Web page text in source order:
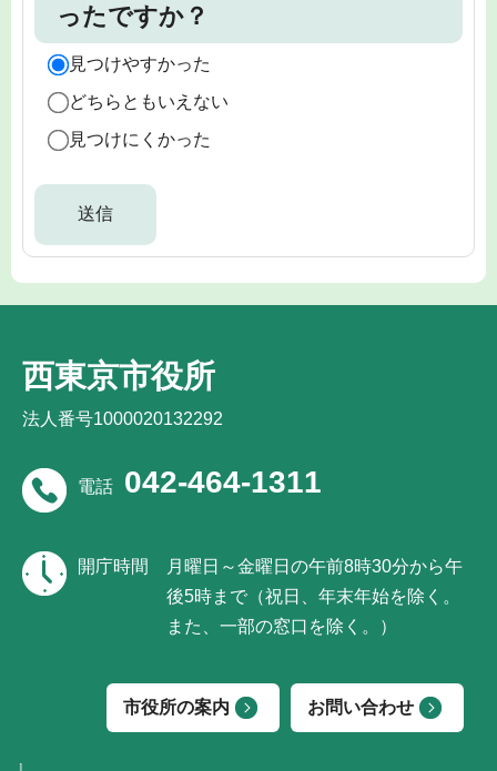
ったですか？
見つけやすかった
どちらともいえない
見つけにくかった
西東京市役所
法人番号1000020132292
電話 042-464-1311
開庁時間
月曜日～金曜日の午前8時30分から午
後5時まで（祝日、年末年始を除く。
また、一部の窓口を除く。）
市役所の案内 お問い合わせ